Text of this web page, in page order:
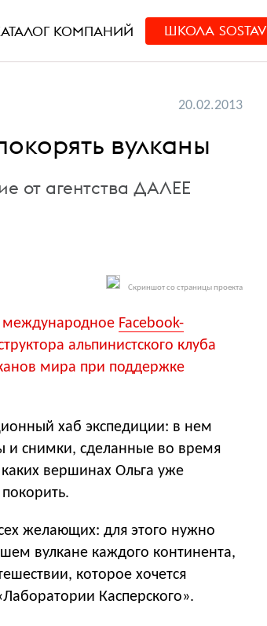
КОМПАНИЙ ШКОЛА SOSTAV
20.02.2013
вулканы
от агентства ДАЛЕЕ
Скриншот со страницы проекта
международное Facebook-
альпинистского клуба
мира при поддержке
хаб экспедиции: в нем
и снимки, сделанные во время
вершинах Ольга уже
желающих: для этого нужно
вулкане каждого континента,
которое хочется
Касперского».